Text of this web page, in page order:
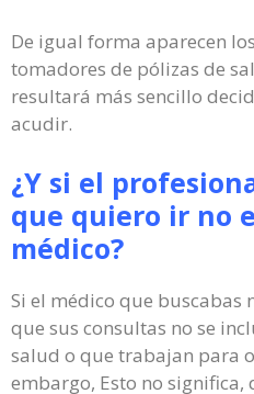
De igual forma aparecen
tomadores de pólizas de
resultará más sencillo
acudir.
¿Y si el
que quiero ir no
médico?
Si el médico que buscabas
que sus consultas no se
salud o que trabajan para
embargo, Esto no significa,